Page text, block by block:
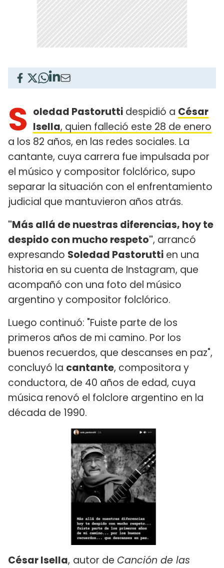
S oledad Pastorutti despidió a César
Isella, quien falleció este 28 de enero
a los 82 años, en las redes sociales. La
cantante, cuya carrera fue impulsada por
el músico y compositor folclórico, supo
separar la situación con el enfrentamiento
judicial que mantuvieron años atrás.
"Más allá de nuestras diferencias, hoy te
despido con mucho respeto", arrancó
expresando Soledad Pastorutti en una
historia en su cuenta de Instagram, que
acompañó con una foto del músico
argentino y compositor folclórico.
Luego continuó: "Fuiste parte de los
primeros años de mi camino. Por los
buenos recuerdos, que descanses en paz",
concluyó la cantante, compositora y
conductora, de 40 años de edad, cuya
música renovó el folclore argentino en la
década de 1990.
César Isella, autor de Canción de las